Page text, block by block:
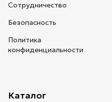
Сотрудничество
Безопасность
Политика
конфиденциальности
Каталог